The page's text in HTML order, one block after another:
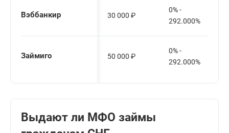
Вэббанкир 30 000 ₽
0% -
292.000%
Займиго 50 000 ₽
0% -
292.000%
Выдают ли МФО займы